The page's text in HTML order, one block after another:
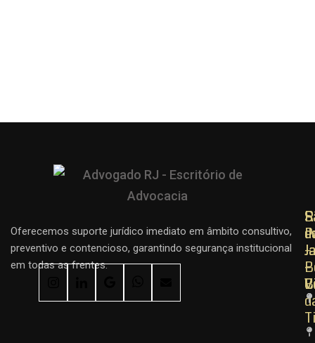
Oferecemos suporte jurídico imediato em âmbito consultivo,
preventivo e contencioso, garantindo segurança institucional
em todas as frentes.
–
–
–